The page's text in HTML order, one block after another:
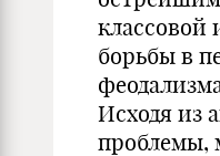
классовой
борьбы в
Исходя из
проблемы,